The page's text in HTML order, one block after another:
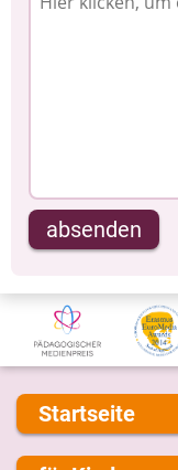
absenden
Startseite
Über uns